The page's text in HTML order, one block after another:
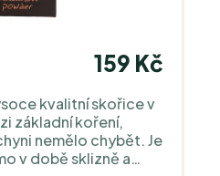
159 Kč
kvalitní skořice v
základní koření,
nemělo chybět. Je
v době sklizně a